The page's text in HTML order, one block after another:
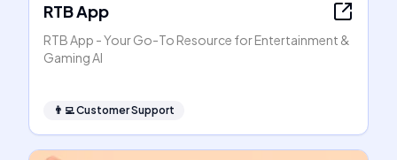
RTB App
RTB App - Your Go-To Resource for Entertainment &
Gaming AI
👨‍💻Customer Support